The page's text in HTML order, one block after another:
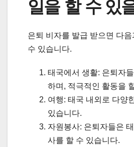
일을 할 수 있
은퇴 비자를 발급 받으면 다
수 있습니다.
태국에서 생활: 은퇴자
하며, 적극적인 활동을
여행: 태국 내외로 다양
있습니다.
자원봉사: 은퇴자들은
사를 할 수 있습니다.